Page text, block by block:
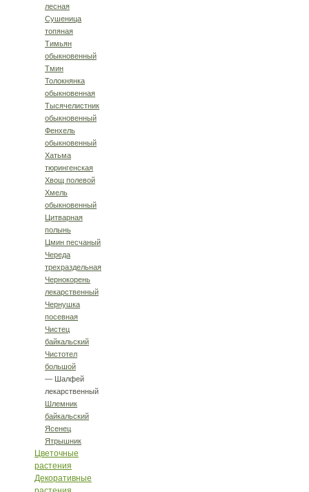
лесная
Сушеница
топяная
Тимьян
обыкновенный
Тмин
Толокнянка
обыкновенная
Тысячелистник
обыкновенный
Фенхель
обыкновенный
Хатьма
тюрингенская
Хвощ полевой
Хмель
обыкновенный
Цитварная
полынь
Цмин песчаный
Череда
трехраздельная
Чернокорень
лекарственный
Чернушка
посевная
Чистец
байкальский
Чистотел
большой
— Шалфей
лекарственный
Шлемник
байкальский
Ясенец
Ятрышник
Цветочные
растения
Декоративные